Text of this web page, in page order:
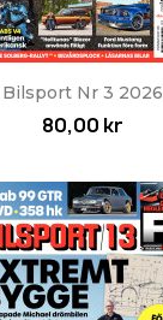
Bilsport Nr 3 2026
80,00 kr